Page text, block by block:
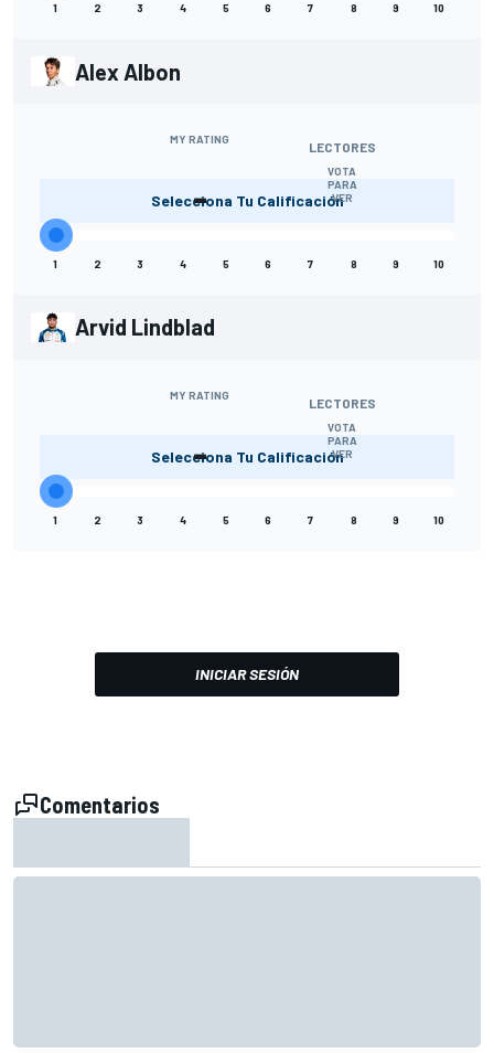
1 2 3 4 5 6 7 8 9 10
Alex Albon
MY RATING
-
LECTORES
VOTA
PARA
VER
Selecciona Tu Calificación
1 2 3 4 5 6 7 8 9 10
Arvid Lindblad
MY RATING
-
LECTORES
VOTA
PARA
VER
Selecciona Tu Calificación
1 2 3 4 5 6 7 8 9 10
INICIAR SESIÓN
Comentarios